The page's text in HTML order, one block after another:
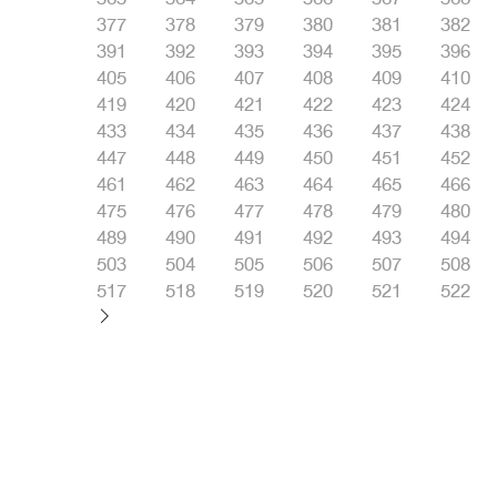
377
378 379 380 381
382
391
392 393 394 395
396
405
406 407 408 409
410
419
420 421 422 423
424
433
434 435 436 437
438
447
448 449 450 451
452
461
462 463 464 465
466
475
476 477 478 479
480
489
490 491 492 493
494
503
504 505 506 507
508
517
518 519 520 521 522